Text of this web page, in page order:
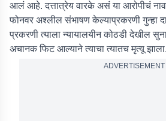
आलं आहे. दत्तात्रेय वारके असं या आरोपीचं
फोनवर अश्लील संभाषण केल्याप्रकरणी गुन्हा
प्रकरणी त्याला न्यायालयीन कोठडी देखील
अचानक फिट आल्याने त्याचा त्यातच मृत्यू झाला.
ADVERTISEMENT